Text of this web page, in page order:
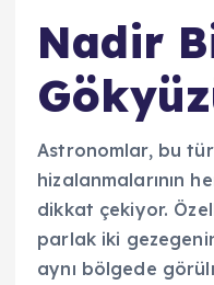
Nadir
Astronomlar, bu
hizalanmalarının
dikkat çekiyor.
parlak iki
aynı bölgede